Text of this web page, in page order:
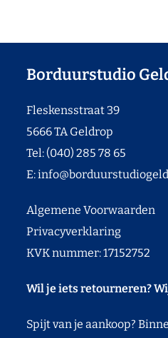
Borduurstudio
Fleskensstraat 39
5666 TA Geldrop
Tel: (040) 285 78 65
E:
Algemene Voorwaarden
Privacyverklaring
KVK nummer: 17152752
Wil je iets retourneren?
Spijt van je aankoop?